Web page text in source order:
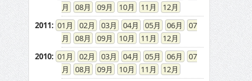
08
09 10 11
12
2011: 01 02 03 04 05 06
07
08
09 10 11
12
2010: 01 02 03 04 05 06
07
08
09 10 11
12